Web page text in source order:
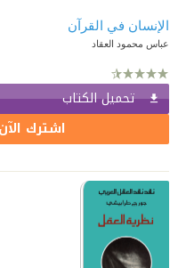
الإنسان في القرآن
عباس محمود العقاد
تحميل الكتاب
اشترك الآن